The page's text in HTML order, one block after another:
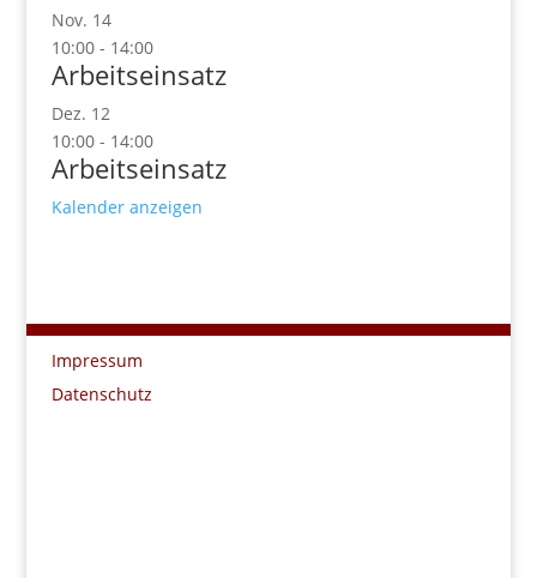
Nov. 14
10:00- 14:00
Arbeitseinsatz
Dez. 12
10:00- 14:00
Arbeitseinsatz
Kalender anzeigen
Impressum
Datenschutz